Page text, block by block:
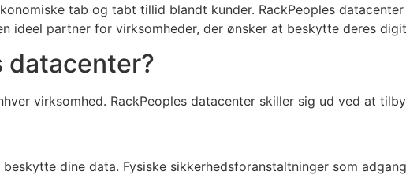
tab og tabt tillid blandt kunder. RackPeoples
ideel partner for virksomheder, der ønsker at beskytte deres
datacenter?
virksomhed. RackPeoples datacenter skiller sig ud ved at
dine data. Fysiske sikkerhedsforanstaltninger som